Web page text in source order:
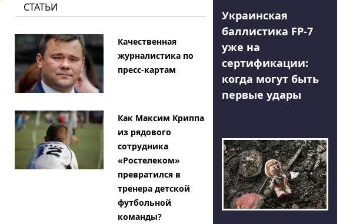
СТАТЬИ
Качественная
журналистика по
пресс-картам
Как Максим Криппа
из рядового
сотрудника
«Ростелеком»
превратился в
тренера детской
футбольной
команды?
Украинская
баллистика FP-7
уже на
сертификации:
когда могут быть
первые удары